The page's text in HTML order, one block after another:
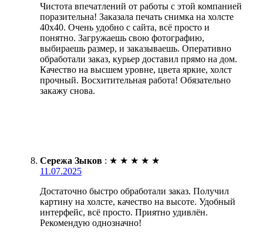
Чистота впечатлений от работы с этой компанией
поразительна! Заказала печать снимка на холсте
40х40. Очень удобно с сайта, всё просто и
понятно. Загружаешь свою фотографию,
выбираешь размер, и заказываешь. Оперативно
обработали заказ, курьер доставил прямо на дом.
Качество на высшем уровне, цвета яркие, холст
прочный. Восхитительная работа! Обязательно
закажу снова.
Сережа Зыков : ★ ★ ★ ★ ★
11.07.2025
Достаточно быстро обработали заказ. Получил
картину на холсте, качество на высоте. Удобный
интерфейс, всё просто. Приятно удивлён.
Рекомендую однозначно!